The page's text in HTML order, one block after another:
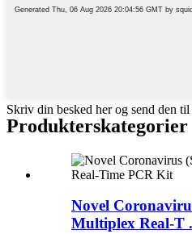
Skriv din besked her og send den til
Produkterskategorier
Novel
Multiplex Real-T